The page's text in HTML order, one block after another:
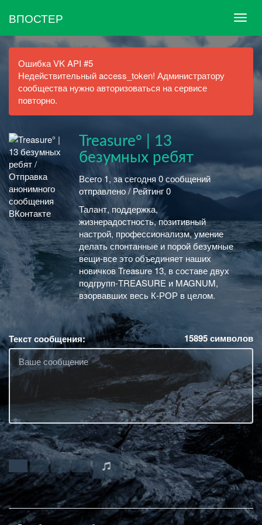
ВПОСТЕР
Ошибка VK API #5
Недействительный access_token! Администратору
сообщества нужно авторизоваться на сервисе
повторно.
Treasure° | 13
безумных ребят
Всего 1, за сегодня 0 сообщений
отправлено / Рейтинг 0
Талант, поддержка,
жизнерадостность, позитивный
настрой, профессионализм, умение
делать спонтанные и порой безумные
вещи-все это объединяет наших
новичков Treasure 13, в составе двух
подгрупп-TREASURE и MAGNUM,
взорвавших весь К-РОР в целом.
Текст сообщения: 15895символов